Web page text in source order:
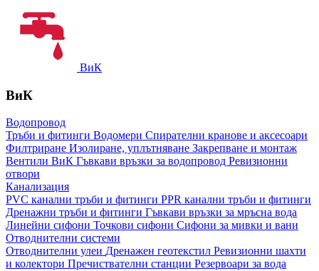
ВиК
ВиК
Водопровод
Тръби и фитинги Водомери Спирателни кранове и аксесоари
Филтриране Изолиране, уплътняване Закрепване и монтаж
Вентили ВиК Гъвкави връзки за водопровод Ревизионни
отвори
Канализация
PVC канални тръби и фитинги PPR канални тръби и фитинги
Дренажни тръби и фитинги Гъвкави връзки за мръсна вода
Линейни сифони Точкови сифони Сифони за мивки и вани
Отводнителни системи
Отводнителни улеи Дренажен геотекстил Ревизионни шахти
и колектори Пречиствателни станции Резервоари за вода